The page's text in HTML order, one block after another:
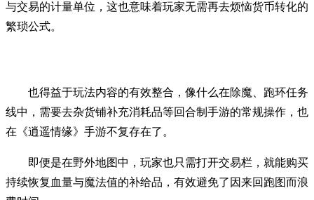
与交易的计量单位，这也意味着玩家无需再去烦恼货币转化的
繁琐公式。
也得益于玩法内容的有效整合，像什么在除魔、跑环任务
线中，需要去杂货铺补充消耗品等回合制手游的常规操作，也
在《逍遥情缘》手游不复存在了。
即便是在野外地图中，玩家也只需打开交易栏，就能购买
持续恢复血量与魔法值的补给品，有效避免了因来回跑图而浪